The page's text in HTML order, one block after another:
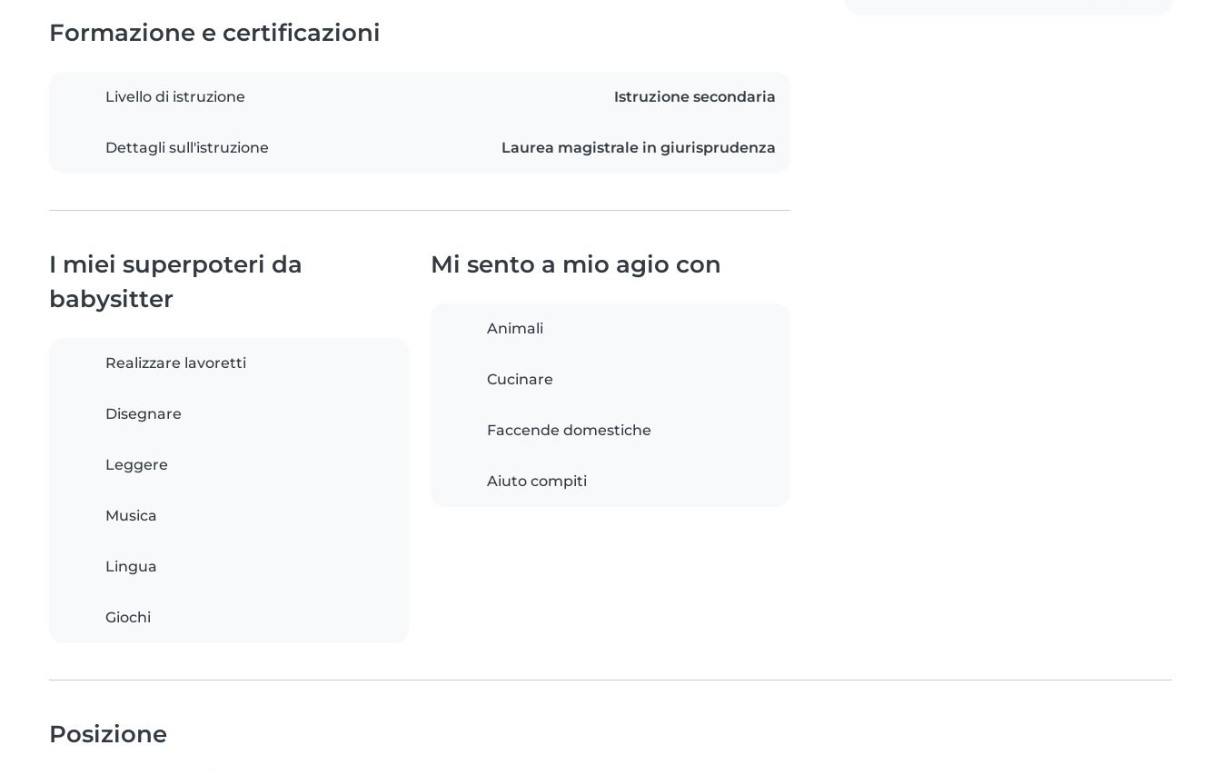
Formazione e certificazioni
Livello di istruzione Istruzione secondaria
Dettagli sull'istruzione Laurea magistrale in giurisprudenza
I miei superpoteri da
babysitter
Realizzare lavoretti
Disegnare
Leggere
Musica
Lingua
Giochi
Mi sento a mio agio con
Animali
Cucinare
Faccende domestiche
Aiuto compiti
Posizione